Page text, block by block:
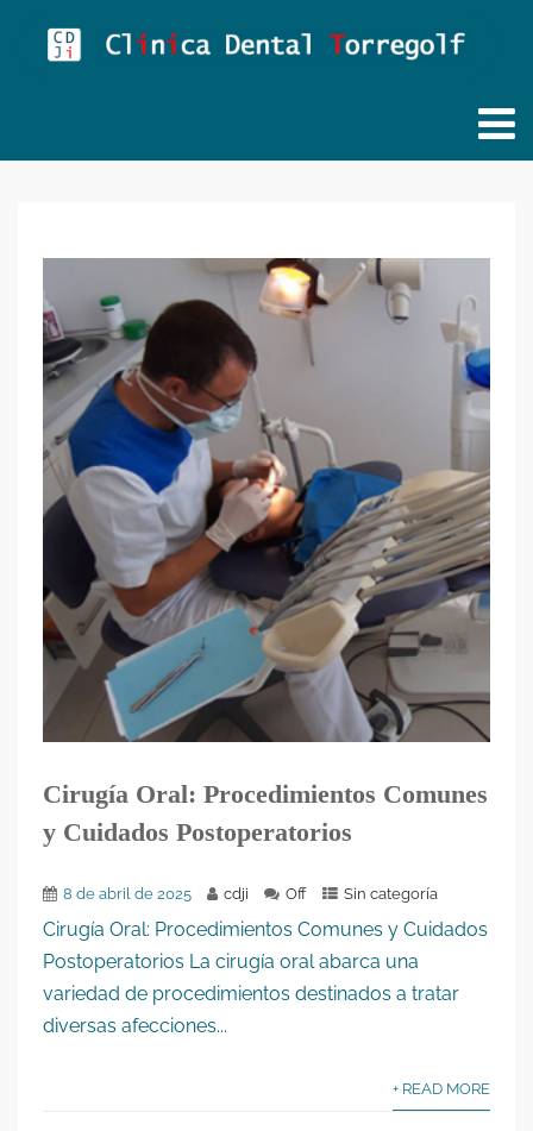
Cirugía Oral: Procedimientos Comunes
y Cuidados Postoperatorios
8 de abril de 2025 cdji Off Sin categoría
Cirugía Oral: Procedimientos Comunes y Cuidados
Postoperatorios La cirugía oral abarca una
variedad de procedimientos destinados a tratar
diversas afecciones...
+ READ MORE